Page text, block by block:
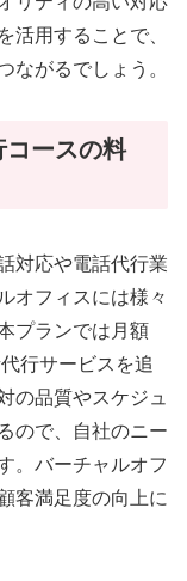
活用することで、
ながるでしょう。
コースの料
対応や電話代行業
オフィスには様々
プランでは月額
行サービスを追
の品質やスケジュ
ので、自社のニー
。バーチャルオフ
客満足度の向上に